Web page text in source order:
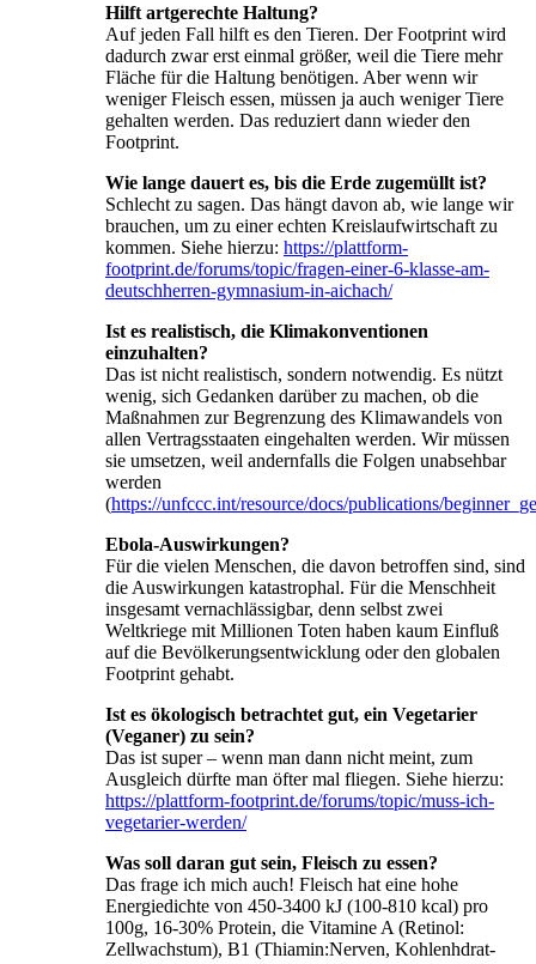
Hilft artgerechte Haltung?
Auf jeden Fall hilft es den Tieren. Der Footprint wird
dadurch zwar erst einmal größer, weil die Tiere mehr
Fläche für die Haltung benötigen. Aber wenn wir
weniger Fleisch essen, müssen ja auch weniger Tiere
gehalten werden. Das reduziert dann wieder den
Footprint.
Wie lange dauert es, bis die Erde zugemüllt ist?
Schlecht zu sagen. Das hängt davon ab, wie lange wir
brauchen, um zu einer echten Kreislaufwirtschaft zu
kommen. Siehe hierzu: https://plattform-
footprint.de/forums/topic/fragen-einer-6-klasse-am-
deutschherren-gymnasium-in-aichach/
Ist es realistisch, die Klimakonventionen
einzuhalten?
Das ist nicht realistisch, sondern notwendig. Es nützt
wenig, sich Gedanken darüber zu machen, ob die
Maßnahmen zur Begrenzung des Klimawandels von
allen Vertragsstaaten eingehalten werden. Wir müssen
sie umsetzen, weil andernfalls die Folgen unabsehbar
werden
(https://unfccc.int/resource/docs/publications/
Ebola-Auswirkungen?
Für die vielen Menschen, die davon betroffen sind, sind
die Auswirkungen katastrophal. Für die Menschheit
insgesamt vernachlässigbar, denn selbst zwei
Weltkriege mit Millionen Toten haben kaum Einfluß
auf die Bevölkerungsentwicklung oder den globalen
Footprint gehabt.
Ist es ökologisch betrachtet gut, ein Vegetarier
(Veganer) zu sein?
Das ist super – wenn man dann nicht meint, zum
Ausgleich dürfte man öfter mal fliegen. Siehe hierzu:
https://plattform-footprint.de/forums/topic/muss-ich-
vegetarier-werden/
Was soll daran gut sein, Fleisch zu essen?
Das frage ich mich auch! Fleisch hat eine hohe
Energiedichte von 450-3400 kJ (100-810 kcal) pro
100g, 16-30% Protein, die Vitamine A (Retinol:
Zellwachstum), B1 (Thiamin:Nerven, Kohlenhdrat-